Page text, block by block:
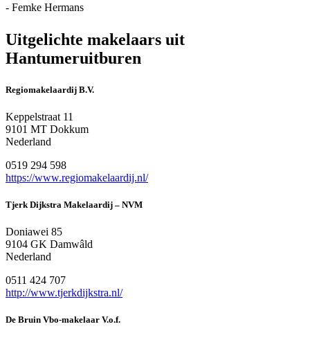
- Femke Hermans
Uitgelichte makelaars uit
Hantumeruitburen
Regiomakelaardij B.V.
Keppelstraat 11
9101 MT Dokkum
Nederland
0519 294 598
https://www.regiomakelaardij.nl/
Tjerk Dijkstra Makelaardij – NVM
Doniawei 85
9104 GK Damwâld
Nederland
0511 424 707
http://www.tjerkdijkstra.nl/
De Bruin Vbo-makelaar V.o.f.